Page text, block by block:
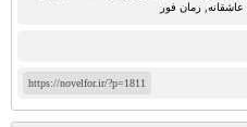
عاشقانه, رمان فور
https://novelfor.ir/?p=1811